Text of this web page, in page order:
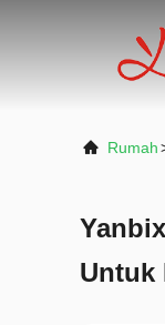
Rumah
Untuk